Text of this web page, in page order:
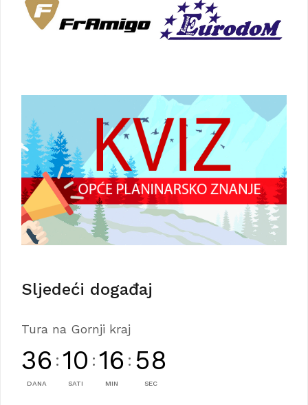
Sljedeći događaj
Tura na Gornji kraj
36
DANA
: 10
SATI
: 16
MIN
: 58
SEC